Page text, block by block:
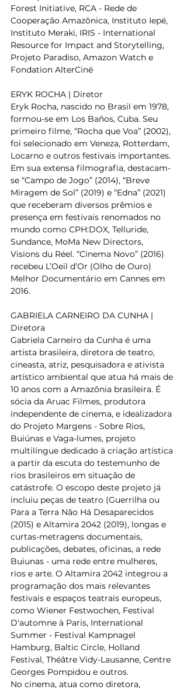
Forest Initiative, RCA - Rede de
Cooperação Amazônica, Instituto Iepé,
Instituto Meraki, IRIS - International
Resource for Impact and Storytelling,
Projeto Paradiso, Amazon Watch e
Fondation AlterCiné
ERYK ROCHA | Diretor
Eryk Rocha, nascido no Brasil em 1978,
formou-se em Los Baños, Cuba. Seu
primeiro filme, “Rocha que Voa” (2002),
foi selecionado em Veneza, Rotterdam,
Locarno e outros festivais importantes.
Em sua extensa filmografia, destacam-
se “Campo de Jogo” (2014), “Breve
Miragem de Sol” (2019) e “Edna” (2021)
que receberam diversos prêmios e
presença em festivais renomados no
mundo como CPH:DOX, Telluride,
Sundance, MoMa New Directors,
Visions du Réel. “Cinema Novo” (2016)
recebeu L’Oeil d’Or (Olho de Ouro)
Melhor Documentário em Cannes em
2016.
GABRIELA CARNEIRO DA CUNHA |
Diretora
Gabriela Carneiro da Cunha é uma
artista brasileira, diretora de teatro,
cineasta, atriz, pesquisadora e ativista
artístico ambiental que atua há mais de
10 anos com a Amazônia brasileira. É
sócia da Aruac Filmes, produtora
independente de cinema, e idealizadora
do Projeto Margens - Sobre Rios,
Buiúnas e Vaga-lumes, projeto
multilíngue dedicado à criação artística
a partir da escuta do testemunho de
rios brasileiros em situação de
catástrofe. O escopo deste projeto já
incluiu peças de teatro (Guerrilha ou
Para a Terra Não Há Desaparecidos
(2015) e Altamira 2042 (2019), longas e
curtas-metragens documentais,
publicações, debates, oficinas, a rede
Buiunas - uma rede entre mulheres,
rios e arte. O Altamira 2042 integrou a
programação dos mais relevantes
festivais e espaços teatrais europeus,
como Wiener Festwochen, Festival
D'automne à Paris, International
Summer - Festival Kampnagel
Hamburg, Baltic Circle, Holland
Festival, Théâtre Vidy-Lausanne, Centre
Georges Pompidou e outros.
No cinema, atua como diretora,